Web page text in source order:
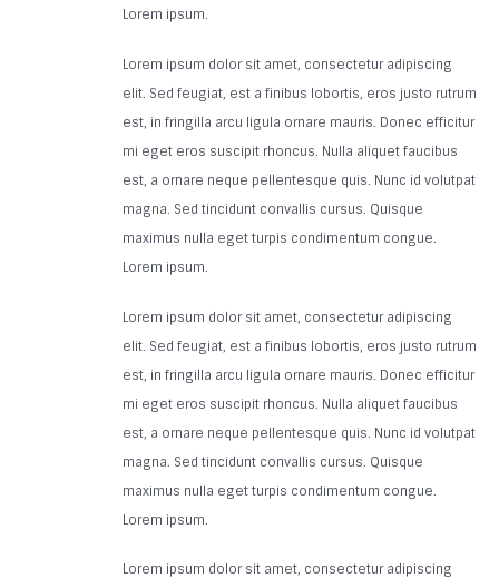
Lorem ipsum.
Lorem ipsum dolor sit amet, consectetur adipiscing
elit. Sed feugiat, est a finibus lobortis, eros justo rutrum
est, in fringilla arcu ligula ornare mauris. Donec efficitur
mi eget eros suscipit rhoncus. Nulla aliquet faucibus
est, a ornare neque pellentesque quis. Nunc id volutpat
magna. Sed tincidunt convallis cursus. Quisque
maximus nulla eget turpis condimentum congue.
Lorem ipsum.
Lorem ipsum dolor sit amet, consectetur adipiscing
elit. Sed feugiat, est a finibus lobortis, eros justo rutrum
est, in fringilla arcu ligula ornare mauris. Donec efficitur
mi eget eros suscipit rhoncus. Nulla aliquet faucibus
est, a ornare neque pellentesque quis. Nunc id volutpat
magna. Sed tincidunt convallis cursus. Quisque
maximus nulla eget turpis condimentum congue.
Lorem ipsum.
Lorem ipsum dolor sit amet, consectetur adipiscing